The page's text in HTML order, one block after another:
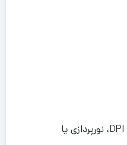
دارای نرم‌افزار اختصاصی برای تغییر DPI، نورپردازی یا